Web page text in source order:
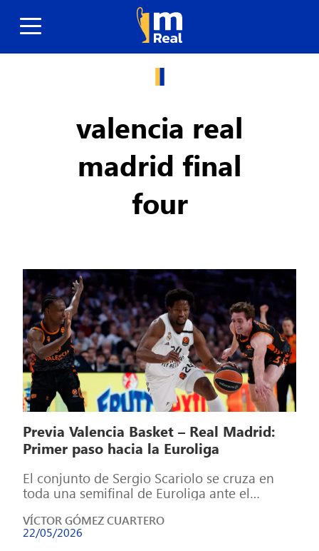
valencia real
madrid final
four
Previa Valencia Basket – Real Madrid:
Primer paso hacia la Euroliga
El conjunto de Sergio Scariolo se cruza en
toda una semifinal de Euroliga ante el
VÍCTOR GÓMEZ CUARTERO
22/05/2026